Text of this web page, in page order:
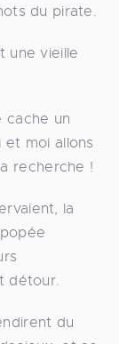
du pirate.
une vieille
cache un
moi allons
recherche !
la
détour.
du